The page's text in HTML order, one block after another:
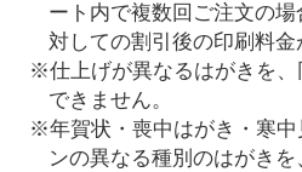
ート内で複数回ご注文の
対しての割引後の印刷料金
※仕上げが異なるはがきを
できません。
※年賀状・喪中はがき・寒中
ンの異なる種別のはがき